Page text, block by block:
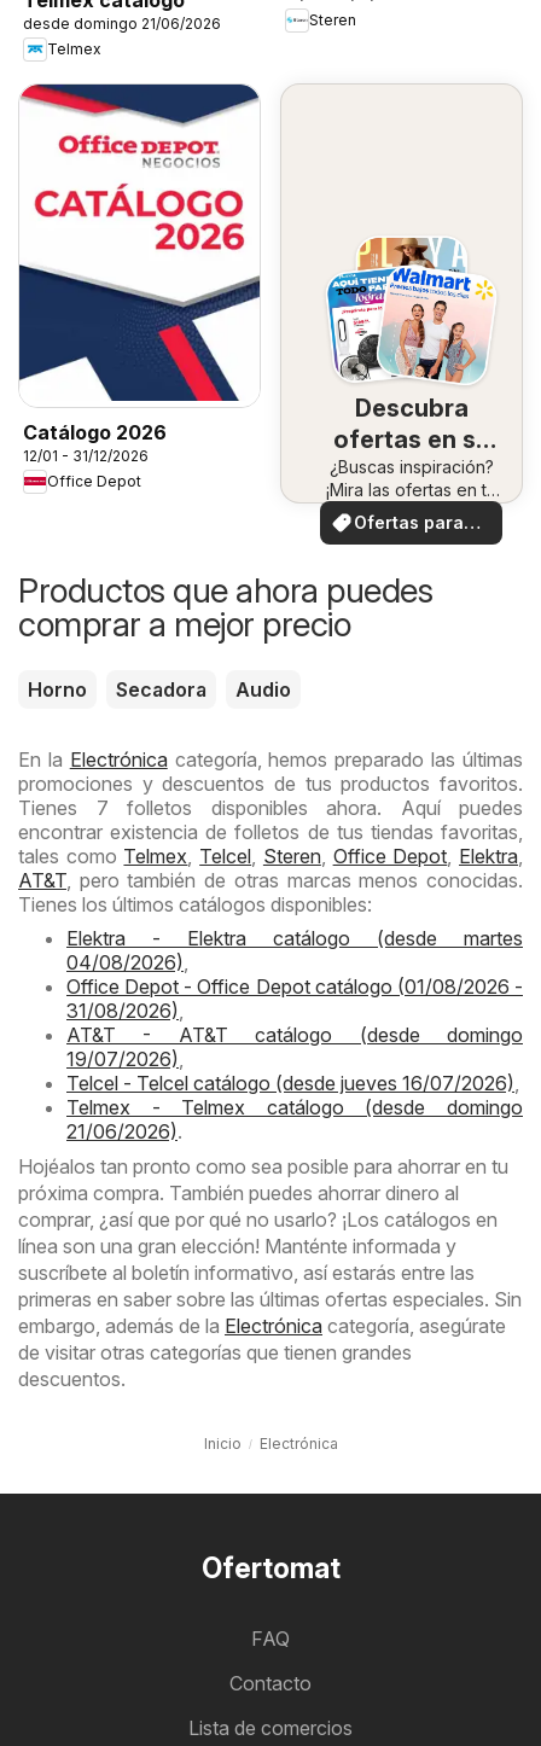
desde domingo 21/06/2026
Telmex
Steren
Catálogo 2026
12/01 - 31/12/2026
Office Depot
Descubra
ofertas en su
zona
¿Buscas inspiración?
¡Mira las ofertas en tu
zona!
Ofertas para
usted
Productos que ahora puedes
comprar a mejor precio
Horno Secadora Audio
En la Electrónicacategoría, hemos preparado las últimas
promociones y descuentos de tus productos favoritos.
Tienes 7 folletos disponibles ahora. Aquí puedes
encontrar existencia de folletos de tus tiendas favoritas,
tales como Telmex Telcel Steren, Office Depot Elektra
AT&T , pero también de otras marcas menos conocidas.
Tienes los últimos catálogos disponibles:
Elektra - Elektra catálogo (desde martes
04/08/2026)
Office Depot - Office Depot catálogo (01/08/2026 -
31/08/2026)
AT&T - AT&T catálogo (desde domingo
19/07/2026)
Telcel - Telcel catálogo (desde jueves 16/07/2026)
Telmex - Telmex catálogo (desde domingo
21/06/2026).
Hojéalos tan pronto como sea posible para ahorrar en tu
próxima compra. También puedes ahorrar dinero al
comprar, ¿así que por qué no usarlo? ¡Los catálogos en
línea son una gran elección! Manténte informada y
suscríbete al boletín informativo, así estarás entre las
primeras en saber sobre las últimas ofertas especiales. Sin
embargo, además de la Electrónica categoría, asegúrate
de visitar otras categorías que tienen grandes
descuentos.
Inicio Electrónica
Ofertomat
FAQ
Contacto
Lista de comercios